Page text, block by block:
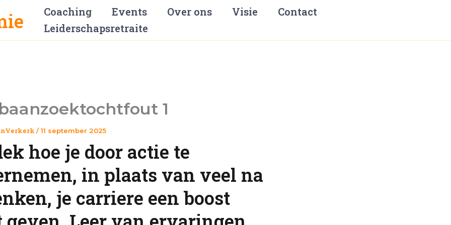
Coaching Events Over ons Visie
Contact
Leiderschapsretraite
1
/11 september 2025
hoe je door actie te
in plaats van veel na
je carriere een boost